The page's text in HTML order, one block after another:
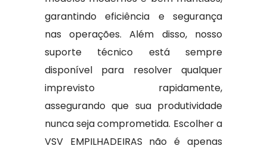
garantindo eficiência e segurança
nas operações. Além disso, nosso
suporte técnico está sempre
disponível para resolver qualquer
imprevisto rapidamente,
assegurando que sua produtividade
nunca seja comprometida. Escolher a
VSV EMPILHADEIRAS não é apenas